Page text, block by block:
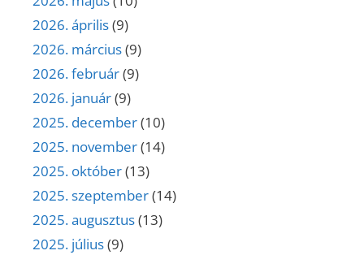
2026. április(9)
2026. március(9)
2026. február(9)
2026. január(9)
2025. december(10)
2025. november(14)
2025. október(13)
2025. szeptember(14)
2025. augusztus(13)
2025. július(9)